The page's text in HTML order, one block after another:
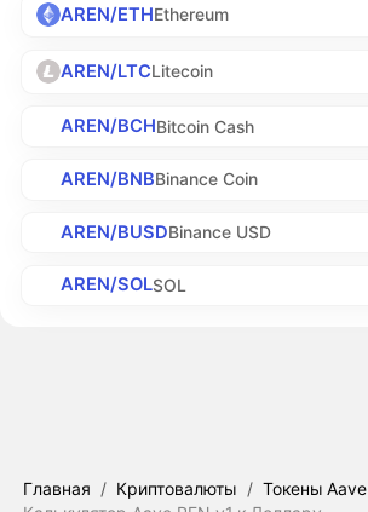
AREN/ETHEthereum
AREN/LTCLitecoin
AREN/BCHBitcoin Cash
AREN/BNBBinance Coin
AREN/BUSDBinance USD
AREN/SOLSOL
Главная / Криптовалюты / Токены Aave